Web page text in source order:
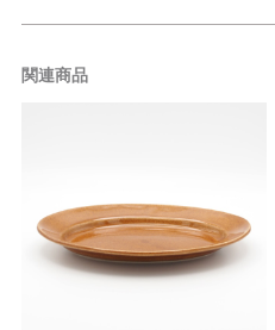
関連商品